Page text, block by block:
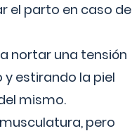
el parto en caso de
nortar una tensión
y estirando la piel
mismo.
pero